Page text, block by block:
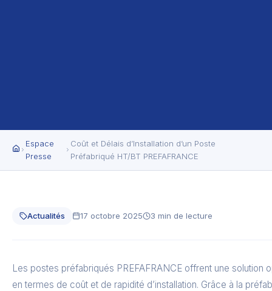
Espace
Presse
Coût et Délais d’Installation d’un Poste
Préfabriqué HT/BT PREFAFRANCE
Actualités 17 octobre 2025 3 min de lecture
Les postes préfabriqués PREFAFRANCE offrent une solution
en termes de coût et de rapidité d’installation. Grâce à la